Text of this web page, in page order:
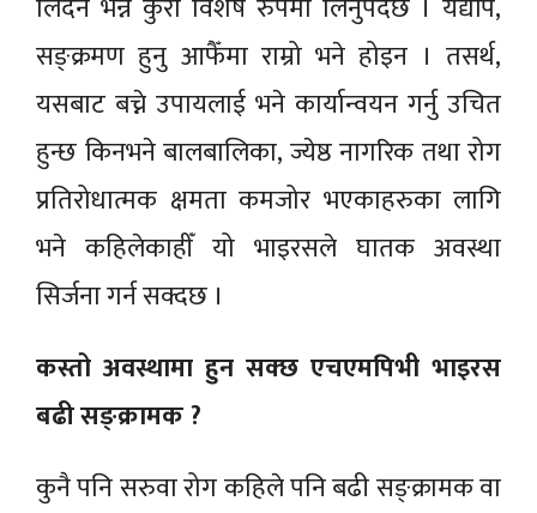
लिँदैन भन्ने कुरा विशेष रुपमा लिनुपर्दछ । यद्यपि,
सङ्क्रमण हुनु आफैँमा राम्रो भने होइन । तसर्थ,
यसबाट बच्ने उपायलाई भने कार्यान्वयन गर्नु उचित
हुन्छ किनभने बालबालिका, ज्येष्ठ नागरिक तथा रोग
प्रतिरोधात्मक क्षमता कमजोर भएकाहरुका लागि
भने कहिलेकाहीँ यो भाइरसले घातक अवस्था
सिर्जना गर्न सक्दछ ।
कस्तो अवस्थामा हुन सक्छ एचएमपिभी भाइरस
बढी सङ्क्रामक ?
कुनै पनि सरुवा रोग कहिले पनि बढी सङ्क्रामक वा